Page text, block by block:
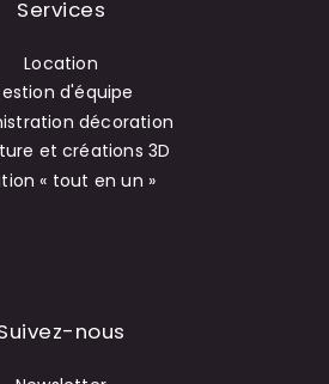
Services
Location
d'équipe
décoration
et créations 3D
« tout en un »
nous